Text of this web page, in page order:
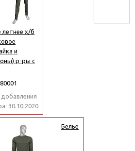
летнее х/б
и
р-ры с
30.10.2020
Белье